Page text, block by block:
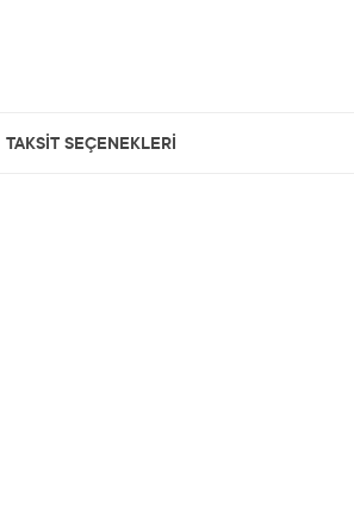
TAKSİT SEÇENEKLERİ